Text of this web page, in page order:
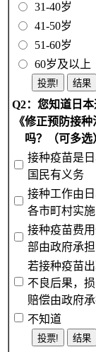
31-40岁
41-50岁
51-60岁
60岁及以上
Q2：您知道日
《修正预防接种
吗？（可多选
接种疫苗是
国民有义务
接种工作由
各市町村实施
接种疫苗费
部由政府承担
若接种疫苗
不良后果，
赔偿由政府
不知道